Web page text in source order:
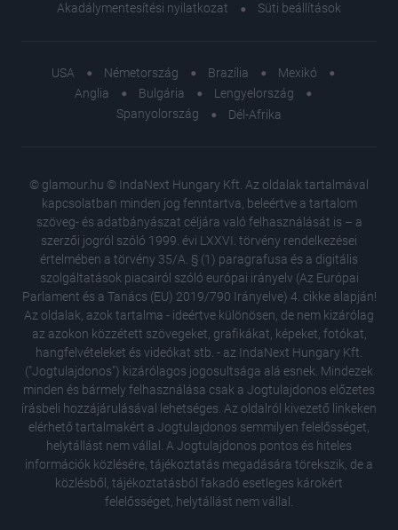
Akadálymentesítési nyilatkozat
Süti beállítások
USA Németország Brazília
Mexikó
Anglia
Bulgária
Lengyelország
Spanyolország
Dél-Afrika
© glamour.hu © IndaNext Hungary Kft. Az oldalak tartalmával
kapcsolatban minden jog fenntartva, beleértve a tartalom
szöveg- és adatbányászat céljára való felhasználását is – a
szerzői jogról szóló 1999. évi LXXVI. törvény rendelkezései
értelmében a törvény 35/A. § (1) paragrafusa és a digitális
szolgáltatások piacairól szóló európai irányelv (Az Európai
Parlament és a Tanács (EU) 2019/790 Irányelve) 4. cikke alapján!
Az oldalak, azok tartalma - ideértve különösen, de nem kizárólag
az azokon közzétett szövegeket, grafikákat, képeket, fotókat,
hangfelvételeket és videókat stb. - az IndaNext Hungary Kft.
("Jogtulajdonos") kizárólagos jogosultsága alá esnek. Mindezek
minden és bármely felhasználása csak a Jogtulajdonos előzetes
írásbeli hozzájárulásával lehetséges. Az oldalról kivezető linkeken
elérhető tartalmakért a Jogtulajdonos semmilyen felelősséget,
helytállást nem vállal. A Jogtulajdonos pontos és hiteles
információk közlésére, tájékoztatás megadására törekszik, de a
közlésből, tájékoztatásból fakadó esetleges károkért
felelősséget, helytállást nem vállal.